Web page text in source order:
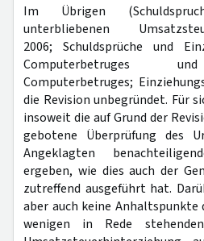
Im Übrigen
unterbliebenen
2006; Schuldsprüche und
Computerbetruges
Computerbetruges;
die Revision unbegründet. Für
insoweit die auf Grund der
gebotene Überprüfung des
Angeklagten
ergeben, wie dies auch der
zutreffend ausgeführt hat.
aber auch keine Anhaltspunkte
wenigen in Rede